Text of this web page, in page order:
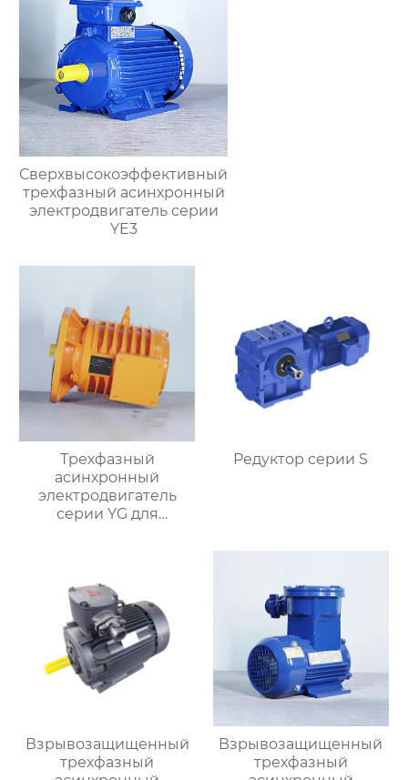
Сверхвысокоэффективный
трехфазный асинхронный
электродвигатель серии
YE3
Трехфазный
асинхронный
электродвигатель
серии YG для
Редуктор серии S
Взрывозащищенный
трехфазный
Взрывозащищенный
трехфазный